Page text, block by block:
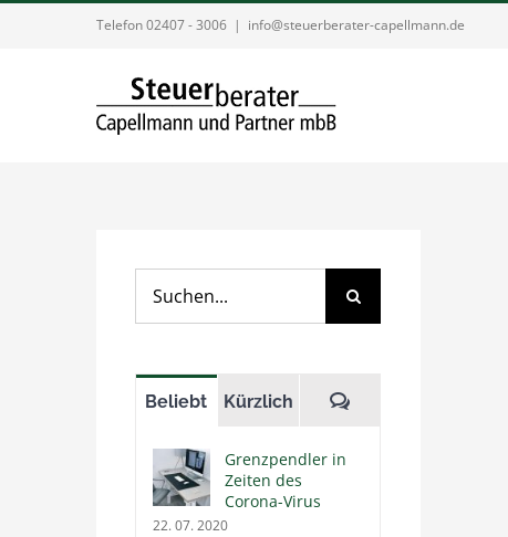
Telefon 02407 - 3006 | info@steuerberater-capellmann.de
nach:
Beliebt Kürzlich Kommentare
Grenzpendler in
Zeiten des
Corona-Virus
22. 07. 2020